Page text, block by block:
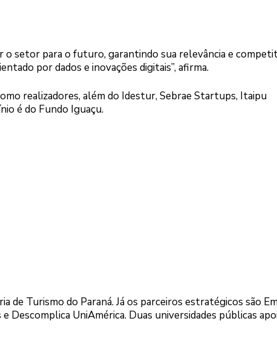
setor para o futuro, garantindo sua relevância e
por dados e inovações digitais”, afirma.
realizadores, além do Idestur, Sebrae Startups, Itaipu
é do Fundo Iguaçu.
de Turismo do Paraná. Já os parceiros estratégicos são
Descomplica UniAmérica. Duas universidades públicas